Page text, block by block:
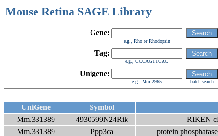
Mouse Retina SAGE Library
Gene:
e.g., Rho or Rhodopsin
Tag:
e.g., CCCAGTTCAC
Unigene:
e.g., Mm.2965 batch search
UniGene
Symbol
Mm.331389
4930599N24Rik
RIKEN
Mm.331389
Ppp3ca protein